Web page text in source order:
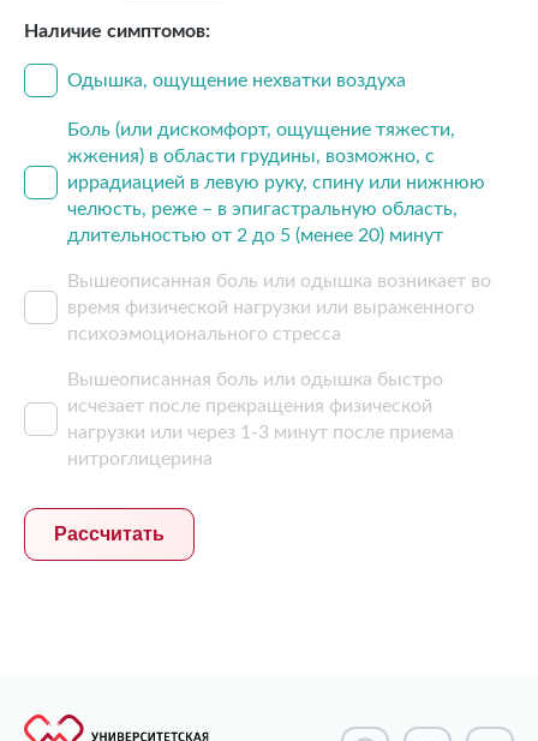
Наличие симптомов:
Одышка, ощущение нехватки воздуха
Боль (или дискомфорт, ощущение тяжести,
жжения) в области грудины, возможно, с
иррадиацией в левую руку, спину или нижнюю
челюсть, реже – в эпигастральную область,
длительностью от 2 до 5 (менее 20) минут
Вышеописанная боль или одышка возникает во
время физической нагрузки или выраженного
психоэмоционального стресса
Вышеописанная боль или одышка быстро
исчезает после прекращения физической
нагрузки или через 1-3 минут после приема
нитроглицерина